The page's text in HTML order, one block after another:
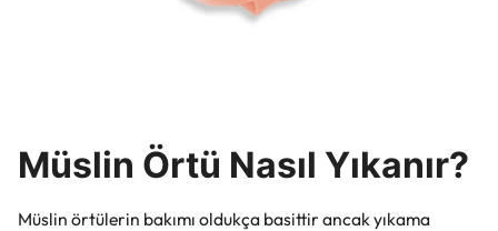
Müslin Örtü Nasıl Yıkanır?
Müslin örtülerin bakımı oldukça basittir ancak yıkama